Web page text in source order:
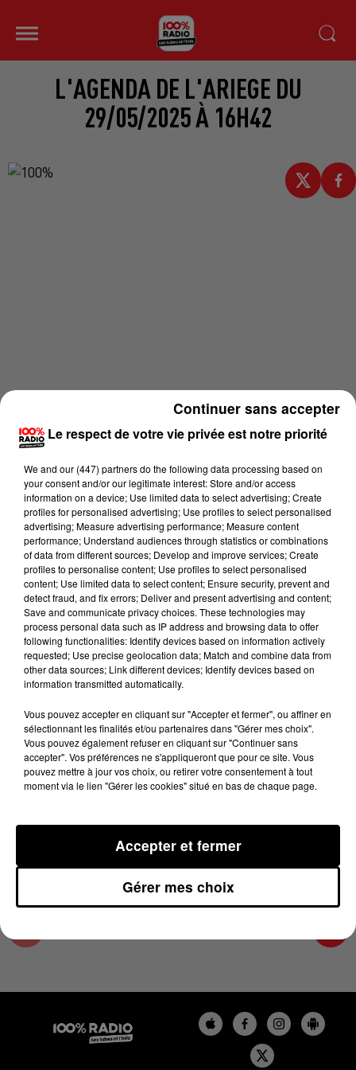
L'AGENDA DE L'ARIEGE DU
29/05/2025 À 16H42
Lecture (1 min 16 sec)
100%
100% Radio l'agenda de l'Ariege
29 mai 2025 - 1 min 16 sec
L'AGENDA DE L'ARIEGE DU 29/05/2025 À
16H42
L'agenda de l'Ariege
Le respect de votre vie privée est notre priorité
We and our (447) partnersdo the following data processing based on
your consent and/or our legitimate interest: Store and/or access
information on a device; Use limited data to select advertising; Create
profiles for personalised advertising; Use profiles to select personalised
advertising; Measure advertising performance; Measure content
performance; Understand audiences through statistics or combinations
of data from different sources; Develop and improve services; Create
profiles to personalise content; Use profiles to select personalised
content; Use limited data to select content; Ensure security, prevent and
detect fraud, and fix errors; Deliver and present advertising and content;
Save and communicate privacy choices. These technologies may
process personal data such as IP address and browsing data to offer
following functionalities: Identify devices based on information actively
requested; Use precise geolocation data; Match and combine data from
other data sources; Link different devices; Identify devices based on
information transmitted automatically.
Vous pouvez accepter en cliquant sur "Accepter et fermer", ou affiner en
sélectionnant les finalités et/ou partenaires dans "Gérer mes choix".
Vous pouvez également refuser en cliquant sur "Continuer sans
accepter". Vos préférences ne s'appliqueront que pour ce site. Vous
pouvez mettre à jour vos choix, ou retirer votre consentement à tout
moment via le lien "Gérer les cookies" situé en bas de chaque page.
Gérer mes choix
Accepter et fermer
Continuer sans accepter